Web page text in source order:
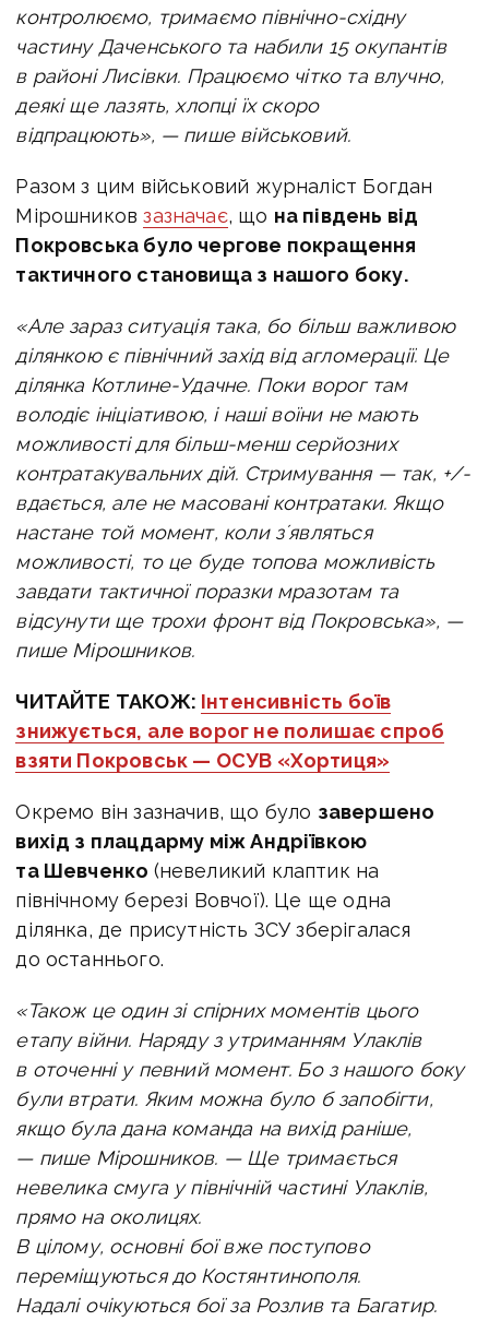
контролюємо, тримаємо північно-східну
частину Даченського та набили 15 окупантів
в районі Лисівки. Працюємо чітко та влучно,
деякі ще лазять, хлопці їх скоро
відпрацюють», — пише військовий.
Разом з цим військовий журналіст Богдан
Мірошниковзазначає, що на південь від
Покровська було чергове покращення
тактичного становища з нашого боку.
«Але зараз ситуація така, бо більш важливою
ділянкою є північний захід від агломерації. Це
ділянка Котлине-Удачне. Поки ворог там
володіє ініціативою, і наші воїни не мають
можливості для більш-менш серйозних
контратакувальних дій. Стримування — так, +/-
вдається, але не масовані контратаки. Якщо
настане той момент, коли зʼявляться
можливості, то це буде топова можливість
завдати тактичної поразки мразотам та
відсунути ще трохи фронт від Покровська», —
пише Мірошников.
ЧИТАЙТЕ ТАКОЖ: Інтенсивність боїв
знижується, але ворог не полишає спроб
взяти Покровськ — ОСУВ «Хортиця»
Окремо він зазначив, що було завершено
вихід з плацдарму між Андріївкою
та Шевченко (невеликий клаптик на
північному березі Вовчої). Це ще одна
ділянка, де присутність ЗСУ зберігалася
до останнього.
«Також це один зі спірних моментів цього
етапу війни. Наряду з утриманням Улаклів
в оточенні у певний момент. Бо з нашого боку
були втрати. Яким можна було б запобігти,
якщо була дана команда на вихід раніше,
— пише Мірошников. — Ще тримається
невелика смуга у північній частині Улаклів,
прямо на околицях.
В цілому, основні бої вже поступово
переміщуються до Костянтинополя.
Надалі очікуються бої за Розлив та Багатир.